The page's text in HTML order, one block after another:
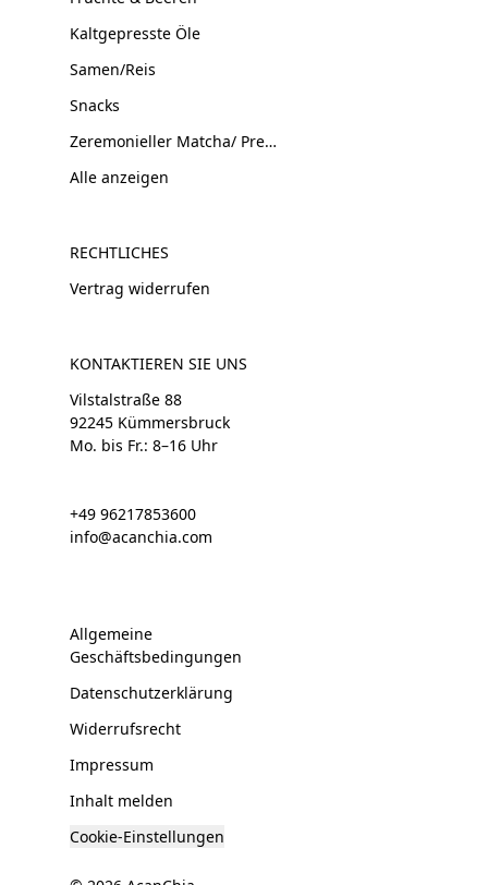
Kaltgepresste Öle
Samen/Reis
Snacks
Zeremonieller Matcha/ Premium Tee
Alle anzeigen
RECHTLICHES
Vertrag widerrufen
KONTAKTIEREN SIE UNS
Vilstalstraße 88
92245 Kümmersbruck
Mo. bis Fr.: 8–16 Uhr
+49 96217853600
info@acanchia.com
Allgemeine
Geschäftsbedingungen
Datenschutzerklärung
Widerrufsrecht
Impressum
Inhalt melden
Cookie-Einstellungen